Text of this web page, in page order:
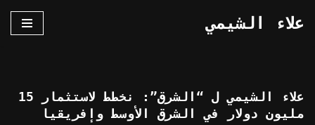
علاء الشيمي
علاء الشيمي ل “الشرق”: نخطط لاستثمار 15
مليون دولار في الشرق الأوسط وإفريقيا